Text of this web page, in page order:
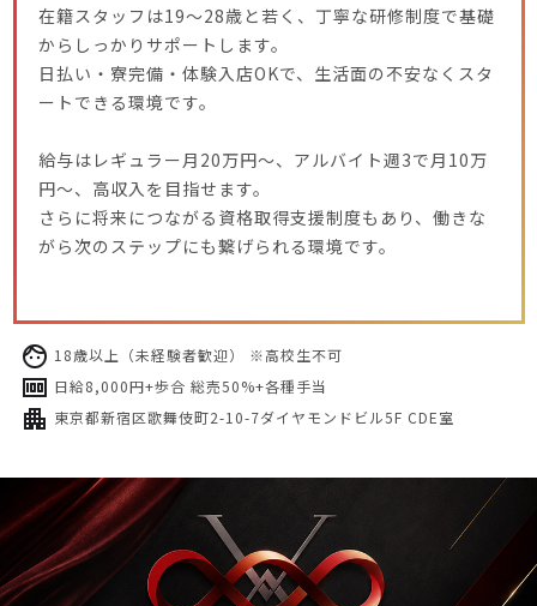
在籍スタッフは19〜28歳と若く、丁寧な研修制度で基礎
からしっかりサポートします。
日払い・寮完備・体験入店OKで、生活面の不安なくスタ
ートできる環境です。
給与はレギュラー月20万円〜、アルバイト週3で月10万
円〜、高収入を目指せます。
さらに将来につながる資格取得支援制度もあり、働きな
がら次のステップにも繋げられる環境です。
18歳以上（未経験者歓迎） ※高校生不可
日給8,000円+歩合 総売50%+各種手当
東京都新宿区歌舞伎町2-10-7ダイヤモンドビル5F CDE室